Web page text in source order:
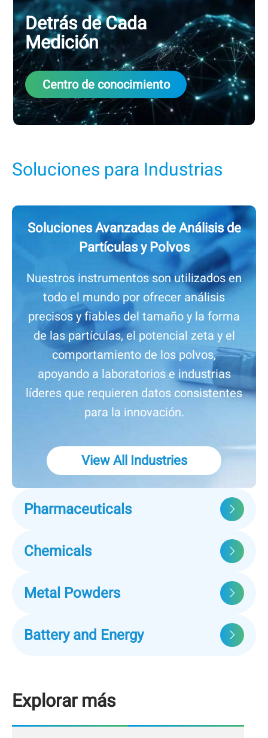
Detrás de Cada
Medición
Centro de conocimiento
Soluciones para Industrias
Pharmaceuticals
Chemicals
Metal Powders
Battery and Energy
Soluciones Avanzadas de Análisis de
Partículas y Polvos
Nuestros instrumentos son utilizados en
todo el mundo por ofrecer análisis
precisos y fiables del tamaño y la forma
de las partículas, el potencial zeta y el
comportamiento de los polvos,
apoyando a laboratorios e industrias
líderes que requieren datos consistentes
para la innovación.
View All Industries
Explorar más